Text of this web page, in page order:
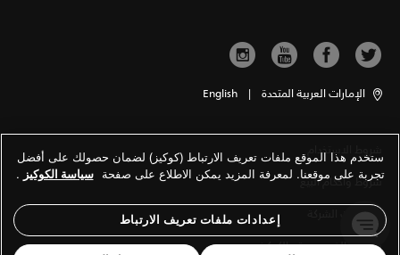
الإمارات العربية المتحدة |
English
شروط الاستخدام
شروط وأحكام البيع
معلومات الشركة
سياسة الخصوصية والكوكيز
ستخدم هذا الموقع ملفات تعريف الارتباط (كوكيز) لضمان حصولك على أفضل
تجربة على موقعنا. لمعرفة المزيد يمكن الاطلاع على صفحة سياسة الكوكيز .
إعدادات ملفات تعريف الارتباط